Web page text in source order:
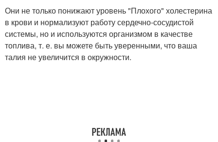
Они не только понижают уровень "Плохого" холестерина
в крови и нормализуют работу сердечно-сосудистой
системы, но и используются организмом в качестве
топлива, т. е. вы можете быть уверенными, что ваша
талия не увеличится в окружности.